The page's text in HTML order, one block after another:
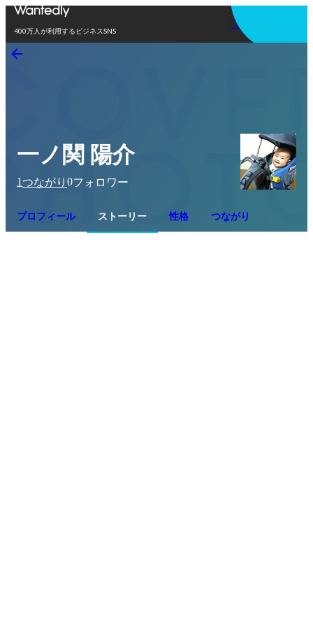
400万人が利用するビジネスSNS
アプリを使う
一ノ関 陽介
1つながり 0フォロワー
プロフィール ストーリー 性格 つながり